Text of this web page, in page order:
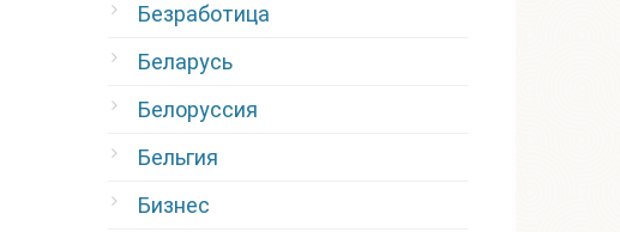
Безработица
Беларусь
Белоруссия
Бельгия
Бизнес